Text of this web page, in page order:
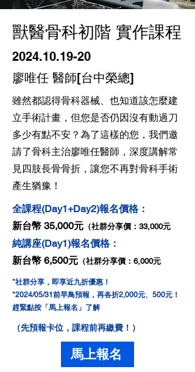
獸醫骨科初階 實作課程
2024.10.19-20
​廖唯任 醫師[台中榮總]
雖然都認得骨科器械、也知道該怎麼建
立手術計畫，但您是否仍因沒有動過刀
多少有點不安？為了這樣的您，我們邀
請了骨科主治廖唯任醫師，深度講解常
見四肢長骨骨折，讓您不再對骨科手術
產生猶豫！
全課程​(Day1+Day2)報名價格：
新台幣 35,000元 （社群分享價：33,000元
純講座(Day1)報名價格：
新台幣 6,500元 （社群分享價：6,000元
*​社群分享，即享近九折優惠！
*2024/05/31​前早鳥預報，再各折2,000元、500元！
趕緊點按「馬上報名」了解
（先預報卡位，課程前再繳費！）
馬上報名